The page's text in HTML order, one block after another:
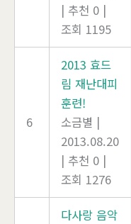
| 추천 0 |
조회 1195
6
2013 효드
림 재난대피
훈련!
소금별 |
2013.08.20
| 추천 0 |
조회 1276
다사랑 음악